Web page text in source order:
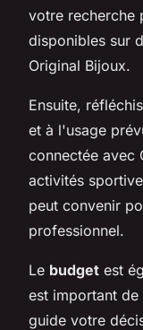
votre recherche
disponibles sur
Original Bijoux.
Ensuite,
et à l'usage
connectée avec
activités
peut convenir
professionnel.
Le budget est
est important
guide votre